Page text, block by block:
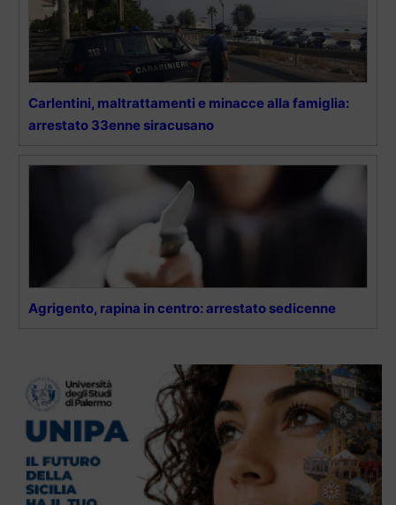
Carlentini, maltrattamenti e minacce alla famiglia:
arrestato 33enne siracusano
Agrigento, rapina in centro: arrestato sedicenne